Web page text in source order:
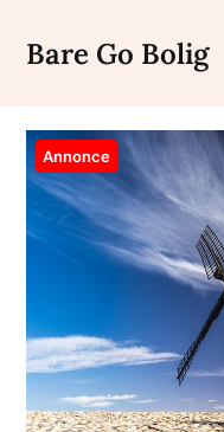
content
Bare Go Bolig
Annonce